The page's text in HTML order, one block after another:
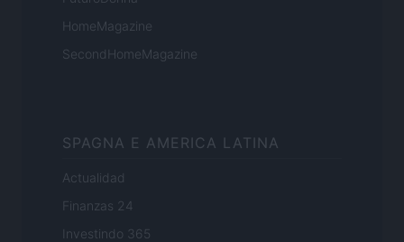
HomeMagazine
SecondHomeMagazine
SPAGNA E AMERICA LATINA
Actualidad
Finanzas 24
Investindo 365